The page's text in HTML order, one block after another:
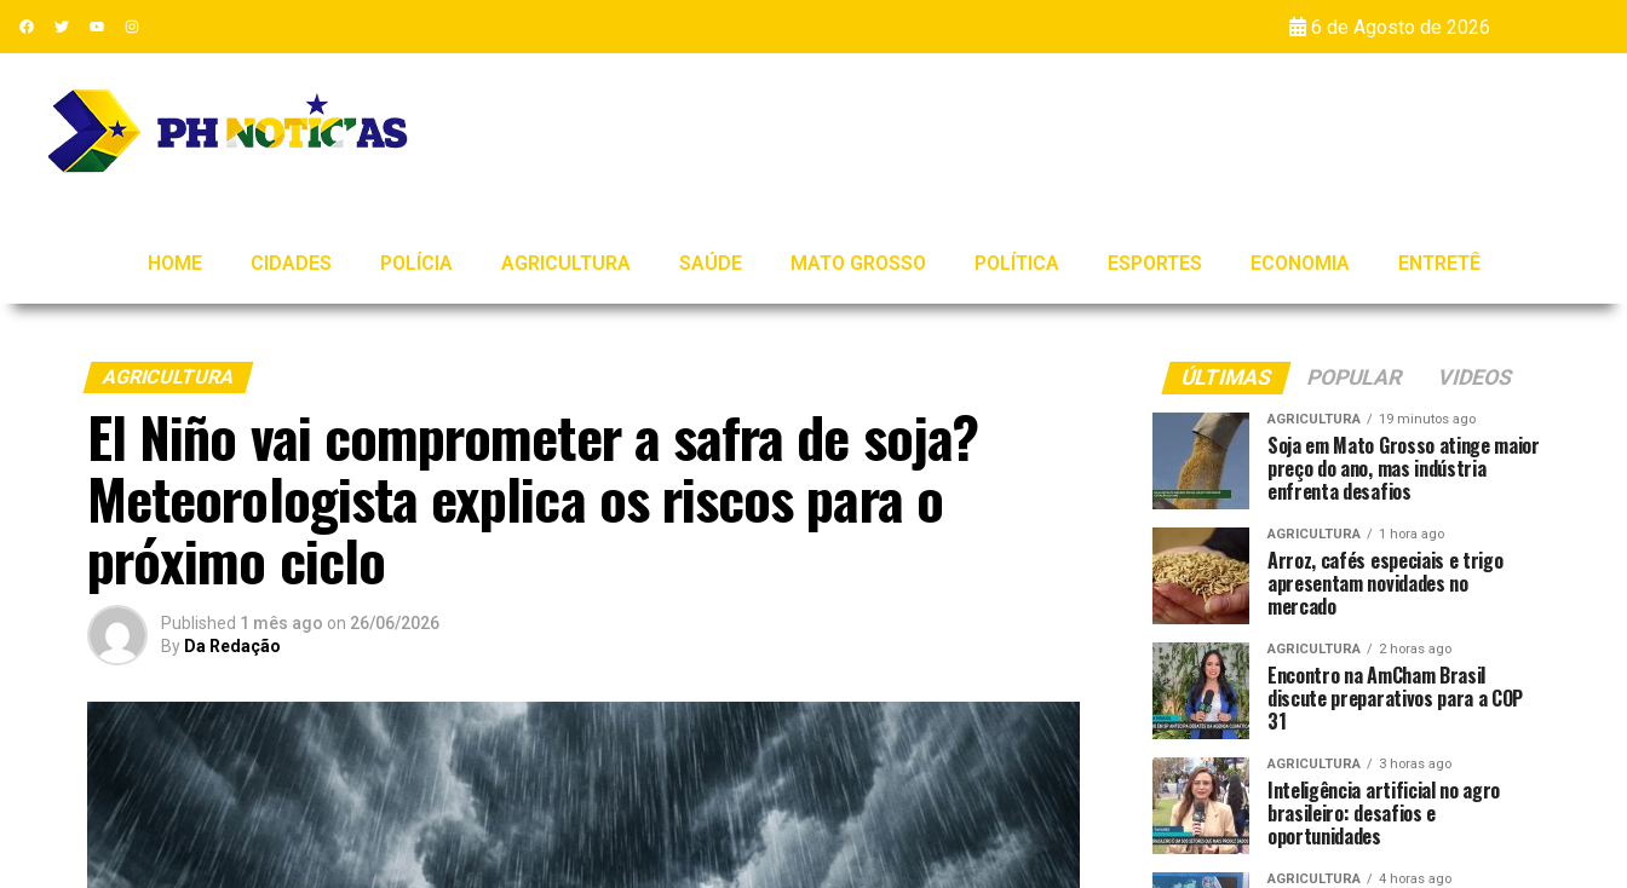
6 de Agosto de 2026
HOME CIDADES POLÍCIA AGRICULTURA SAÚDE MATO GROSSO POLÍTICA ESPORTES ECONOMIA ENTRETÊ
AGRICULTURA
El Niño vai comprometer a safra de soja?
Meteorologista explica os riscos para o
próximo ciclo
Published 1 mês ago on 26/06/2026
By Da Redação
ÚLTIMAS POPULAR VIDEOS
AGRICULTURA 19 minutos ago
Soja em Mato Grosso atinge maior
preço do ano, mas indústria
enfrenta desafios
AGRICULTURA 1 hora ago
Arroz, cafés especiais e trigo
apresentam novidades no
mercado
AGRICULTURA 2 horas ago
Encontro na AmCham Brasil
discute preparativos para a COP
31
AGRICULTURA 3 horas ago
Inteligência artificial no agro
brasileiro: desafios e
oportunidades
AGRICULTURA 4 horas ago